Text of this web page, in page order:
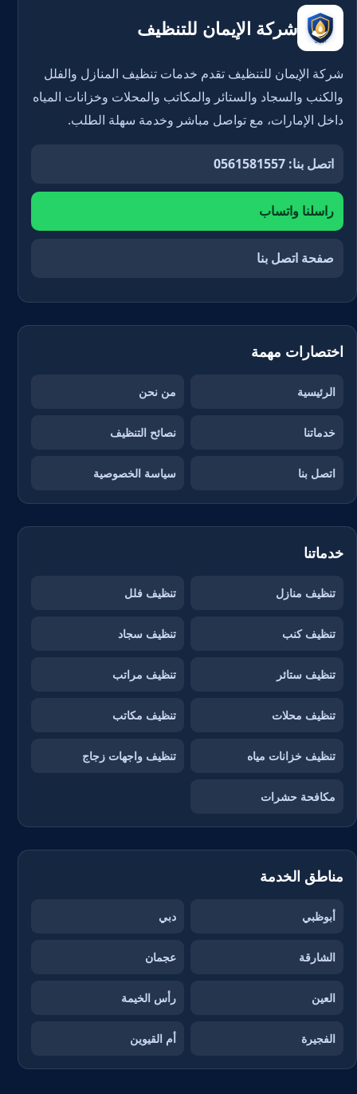
شركة الإيمان للتنظيف
شركة الإيمان للتنظيف تقدم خدمات تنظيف المنازل والفلل
والكنب والسجاد والستائر والمكاتب والمحلات وخزانات المياه
داخل الإمارات، مع تواصل مباشر وخدمة سهلة الطلب.
اتصل بنا: 0561581557
راسلنا واتساب
صفحة اتصل بنا
اختصارات مهمة
الرئيسية من نحن
خدماتنا نصائح التنظيف
اتصل بنا سياسة الخصوصية
خدماتنا
تنظيف منازل تنظيف فلل
تنظيف كنب تنظيف سجاد
تنظيف ستائر تنظيف مراتب
تنظيف محلات تنظيف مكاتب
تنظيف خزانات مياه تنظيف واجهات زجاج
مكافحة حشرات
مناطق الخدمة
أبوظبي دبي
الشارقة عجمان
العين رأس الخيمة
الفجيرة أم القيوين